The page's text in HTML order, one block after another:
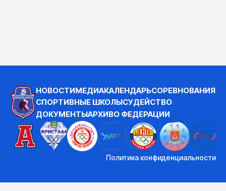
НОВОСТИМЕДИАКАЛЕНДАРЬСОРЕВНОВАНИЯ
СПОРТИВНЫЕ ШКОЛЫСУДЕЙСТВО
ДОКУМЕНТЫАРХИВО ФЕДЕРАЦИИ
Политика конфиденциальности